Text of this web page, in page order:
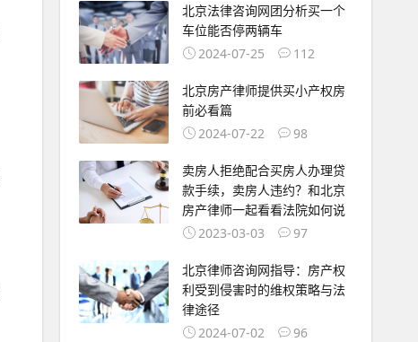
北京法律咨询网团分析买一个
车位能否停两辆车
2024-07-25
112
北京房产律师提供买小产权房
前必看篇
2024-07-22
98
卖房人拒绝配合买房人办理贷
款手续，卖房人违约？和北京
房产律师一起看看法院如何说
2023-03-03
97
北京律师咨询网指导：房产权
利受到侵害时的维权策略与法
律途径
2024-07-02
96